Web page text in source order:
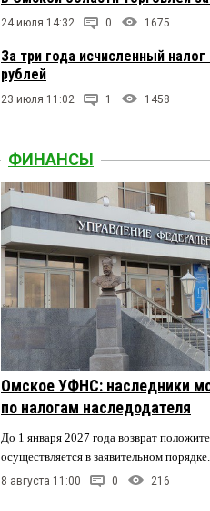
24 июля 14:32 0 1675
За три года исчисленный
рублей
23 июля 11:02 1 1458
ФИНАНСЫ
Омское УФНС: наследники
по налогам наследодателя
До 1 января 2027 года возврат
осуществляется в заявительном порядке.
8 августа 11:00 0 216